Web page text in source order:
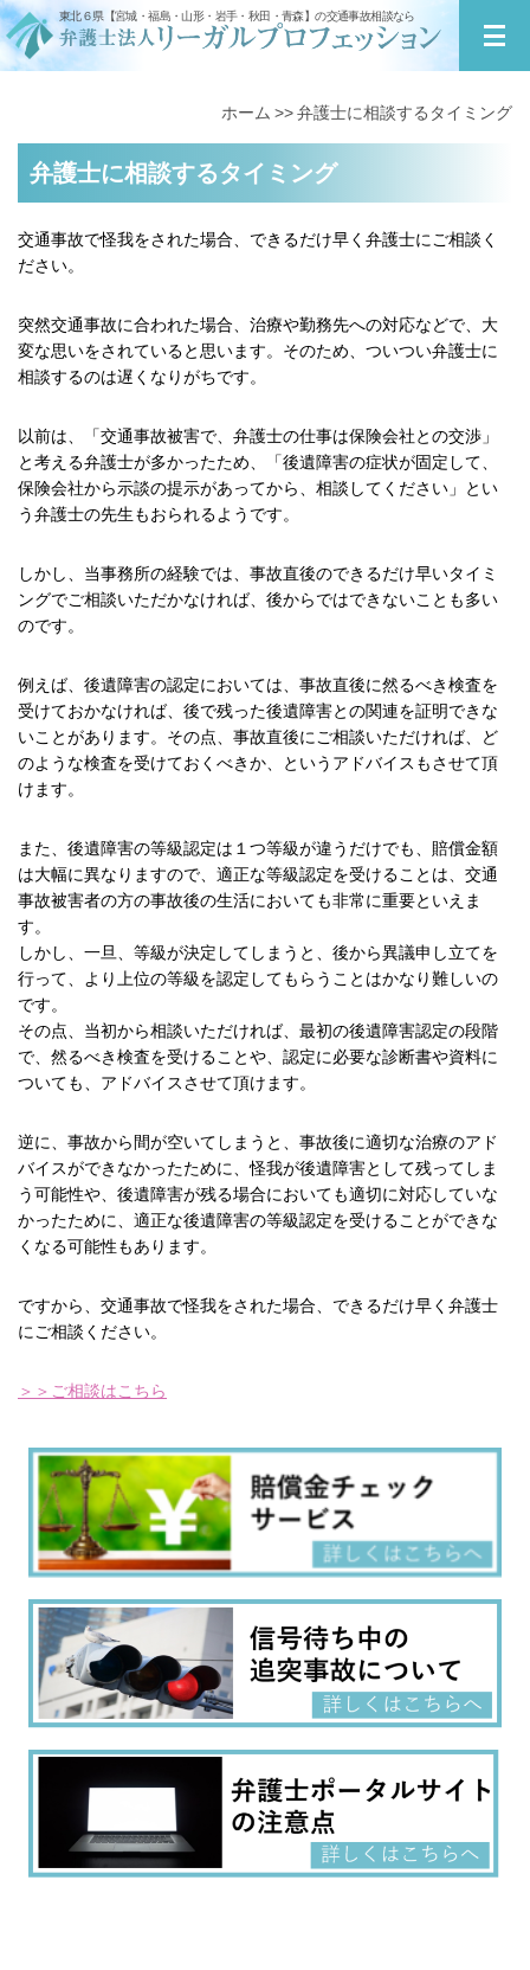
東北６県【宮城・福島・山形・岩手・秋田・青森】の交通事故相談なら
ホーム 弁護士に相談するタイミング
弁護士に相談するタイミング
交通事故で怪我をされた場合、できるだけ早く弁護士にご相談く
ださい。
突然交通事故に合われた場合、治療や勤務先への対応などで、大
変な思いをされていると思います。そのため、ついつい弁護士に
相談するのは遅くなりがちです。
以前は、「交通事故被害で、弁護士の仕事は保険会社との交渉」
と考える弁護士が多かったため、「後遺障害の症状が固定して、
保険会社から示談の提示があってから、相談してください」とい
う弁護士の先生もおられるようです。
しかし、当事務所の経験では、事故直後のできるだけ早いタイミ
ングでご相談いただかなければ、後からではできないことも多い
のです。
例えば、後遺障害の認定においては、事故直後に然るべき検査を
受けておかなければ、後で残った後遺障害との関連を証明できな
いことがあります。その点、事故直後にご相談いただければ、ど
のような検査を受けておくべきか、というアドバイスもさせて頂
けます。
また、後遺障害の等級認定は１つ等級が違うだけでも、賠償金額
は大幅に異なりますので、適正な等級認定を受けることは、交通
事故被害者の方の事故後の生活においても非常に重要といえま
す。
しかし、一旦、等級が決定してしまうと、後から異議申し立てを
行って、より上位の等級を認定してもらうことはかなり難しいの
です。
その点、当初から相談いただければ、最初の後遺障害認定の段階
で、然るべき検査を受けることや、認定に必要な診断書や資料に
ついても、アドバイスさせて頂けます。
逆に、事故から間が空いてしまうと、事故後に適切な治療のアド
バイスができなかったために、怪我が後遺障害として残ってしま
う可能性や、後遺障害が残る場合においても適切に対応していな
かったために、適正な後遺障害の等級認定を受けることができな
くなる可能性もあります。
ですから、交通事故で怪我をされた場合、できるだけ早く弁護士
にご相談ください。
＞＞ご相談はこちら